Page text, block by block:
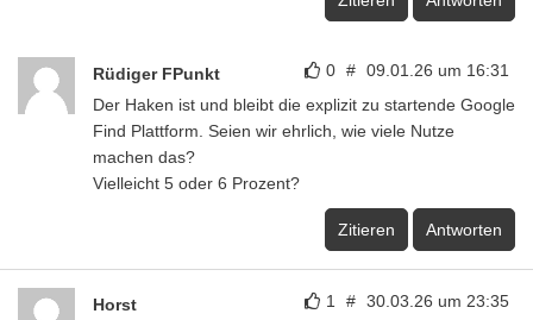
0 # 09.01.26 um 16:31
Rüdiger FPunkt
Der Haken ist und bleibt die explizit zu startende Google
Find Plattform. Seien wir ehrlich, wie viele Nutze
machen das?
Vielleicht 5 oder 6 Prozent?
Zitieren Antworten
1 # 30.03.26 um 23:35
Horst